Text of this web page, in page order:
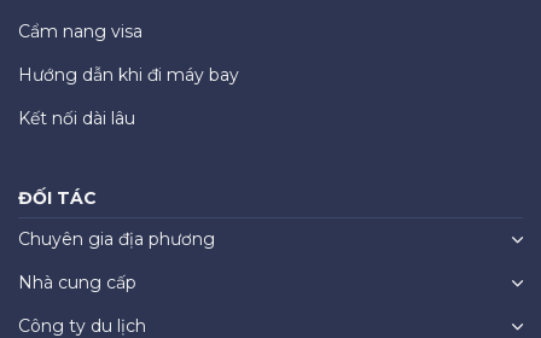
Cẩm nang visa
Hướng dẫn khi đi máy bay
Kết nối dài lâu
ĐỐI TÁC
Chuyên gia địa phương
Nhà cung cấp
Công ty du lịch